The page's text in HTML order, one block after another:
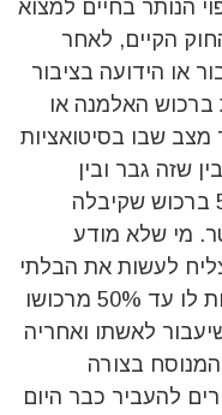
הנותר בחיים למצוא
הקיים, לאחר
או הידועה בציבור
ברכוש האלמנה או
מצב שבו בסיטואציות
שזה גבר ובין
שאישה, להגיע לזכות של עד 50% ברכוש שקיבלה
מי שלא מודע
לעשות את הבלתי
אפשרי: להוליד "ילד" נוסף ולהקנות לו עד 50% מרכושו
לאשתו ואחריה
בצורה
להעביר כבר היום